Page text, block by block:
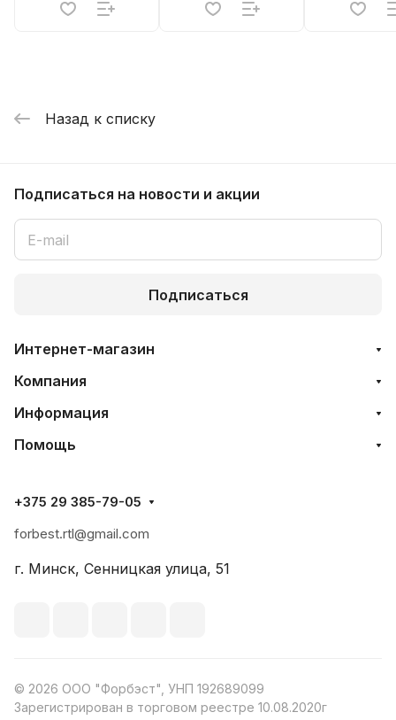
Назад к списку
Подписаться на новости и акции
Подписаться
Интернет-магазин
Компания
Информация
Помощь
+375 29 385-79-05
forbest.rtl@gmail.com
г. Минск, Сенницкая улица, 51
© 2026 ООО "Форбэст", УНП 192689099
Зарегистрирован в торговом реестре 10.08.2020г